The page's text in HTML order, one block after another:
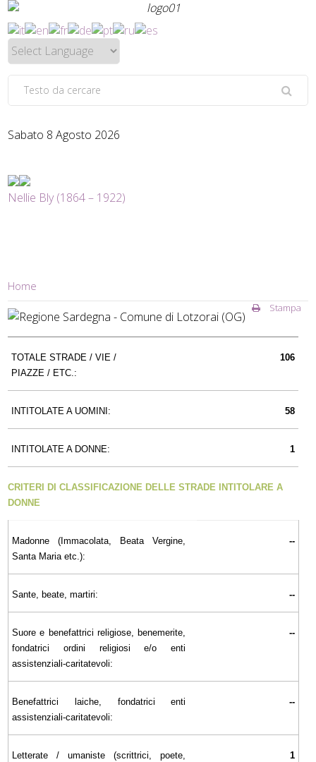
Sabato 8 Agosto 2026
Nellie Bly (1864 – 1922)
Home
Stampa
TOTALE STRADE / VIE /
PIAZZE / ETC.:
106
INTITOLATE A UOMINI: 58
INTITOLATE A DONNE: 1
CRITERI DI CLASSIFICAZIONE DELLE STRADE INTITOLARE A
DONNE
Madonne (Immacolata, Beata Vergine,
Santa Maria etc.):
--
Sante, beate, martiri: --
Suore e benefattrici religiose, benemerite,
fondatrici ordini religiosi e/o enti
assistenziali-caritatevoli:
--
Benefattrici laiche, fondatrici enti
assistenziali-caritatevoli:
--
Letterate / umaniste (scrittrici, poete,
1